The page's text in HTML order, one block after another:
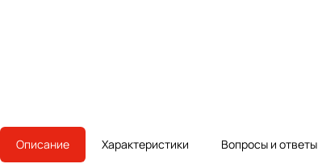
Описание Характеристики Вопросы и ответы